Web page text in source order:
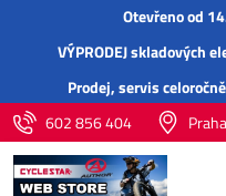
Otevřeno od
VÝPRODEJ skladových
Prodej,servis
602 856 404